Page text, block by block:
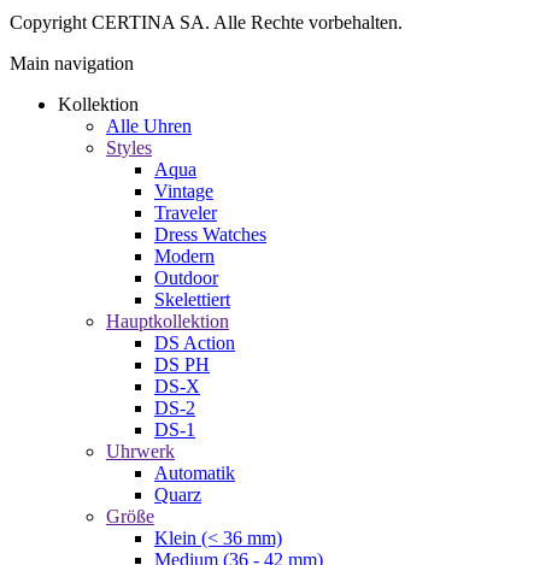
Copyright CERTINA SA. Alle Rechte vorbehalten.
Main navigation
Kollektion
Alle Uhren
Styles
Aqua
Vintage
Traveler
Dress Watches
Modern
Outdoor
Skelettiert
Hauptkollektion
DS Action
DS PH
DS-X
DS-2
DS-1
Uhrwerk
Automatik
Quarz
Größe
Klein (< 36 mm)
Medium (36 - 42 mm)